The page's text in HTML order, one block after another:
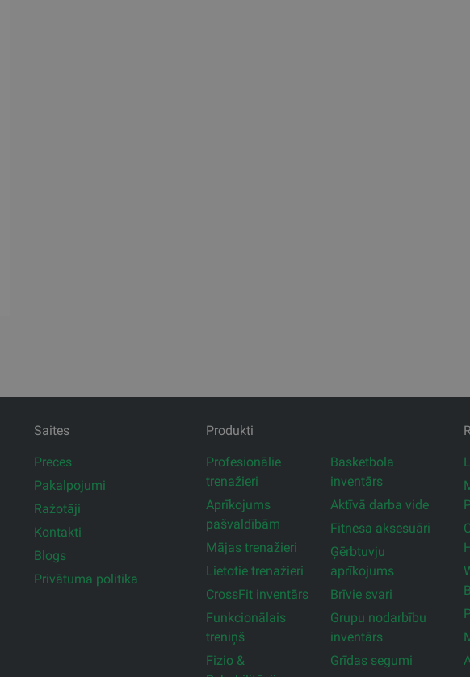
Saites
Preces
Pakalpojumi
Ražotāji
Kontakti
Blogs
Privātuma politika
Produkti
Profesionālie
trenažieri
Aprīkojums
pašvaldībām
Mājas trenažieri
Lietotie trenažieri
CrossFit inventārs
Funkcionālais
treniņš
Fizio &
Basketbola
inventārs
Aktīvā darba vide
Fitnesa aksesuāri
Ģērbtuvju
aprīkojums
Brīvie svari
Grupu nodarbību
inventārs
Grīdas segumi